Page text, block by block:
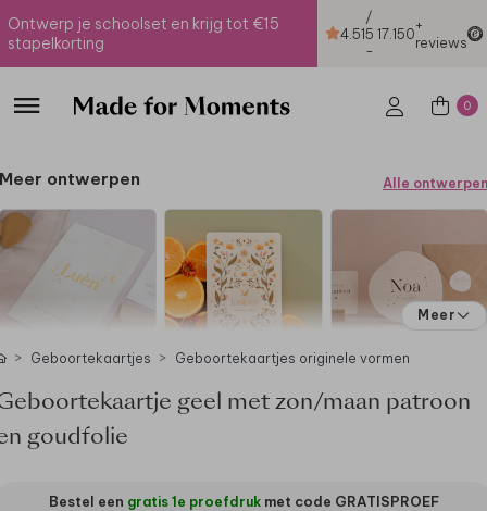
Ontwerp je schoolset en krijg tot €15
stapelkorting
4.51
/
5
-
17.150+
reviews
0
Meer ontwerpen Alle ontwerpen
Meer
Geboortekaartjes Geboortekaartjes originele vormen
geel met zon/maan patroon
goudfolie
Bestel een gratis 1e proefdrukmet code GRATISPROEF